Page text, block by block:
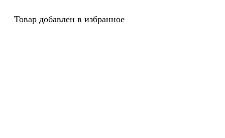
Товар добавлен в избранное